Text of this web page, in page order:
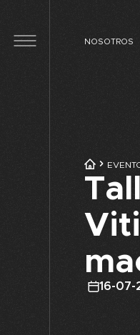
NOSOTROS
16-07-